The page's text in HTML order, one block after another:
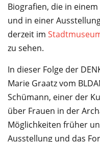
Biografien, die in
und in einer
derzeit im
zu sehen.
In dieser Folge der
Marie Graatz vom
Schümann, einer der
über Frauen in der
Möglichkeiten früher
Ausstellung und das